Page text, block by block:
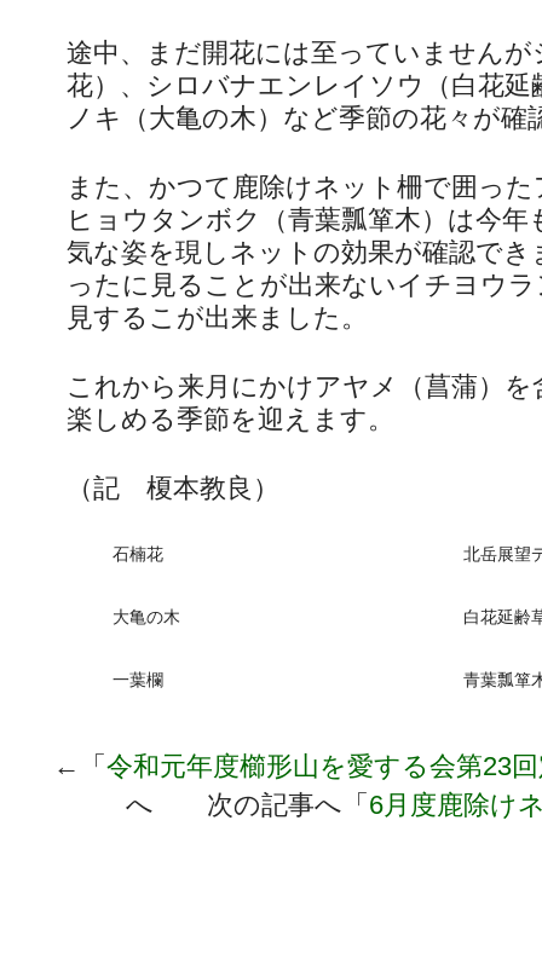
途中、まだ開花には至っていません
花）、シロバナエンレイソウ（白花延
ノキ（大亀の木）など季節の花々が確
また、かつて鹿除けネット柵で囲っ
ヒョウタンボク（青葉瓢箪木）は今年
気な姿を現しネットの効果が確認で
ったに見ることが出来ないイチヨウ
見するこが出来ました。
これから来月にかけアヤメ（菖蒲）
楽しめる季節を迎えます。
（記 榎本教良）
北岳展望
石楠花
白花延齢
大亀の木
青葉瓢箪
一葉欄
←「 令和元年度櫛形山を愛する会第23
へ 次の記事へ「 6月度鹿除け